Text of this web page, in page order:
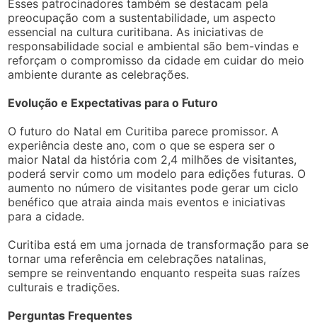
Esses patrocinadores também se destacam pela
preocupação com a sustentabilidade, um aspecto
essencial na cultura curitibana. As iniciativas de
responsabilidade social e ambiental são bem-vindas e
reforçam o compromisso da cidade em cuidar do meio
ambiente durante as celebrações.
Evolução e Expectativas para o Futuro
O futuro do Natal em Curitiba parece promissor. A
experiência deste ano, com o que se espera ser o
maior Natal da história com 2,4 milhões de visitantes,
poderá servir como um modelo para edições futuras. O
aumento no número de visitantes pode gerar um ciclo
benéfico que atraia ainda mais eventos e iniciativas
para a cidade.
Curitiba está em uma jornada de transformação para se
tornar uma referência em celebrações natalinas,
sempre se reinventando enquanto respeita suas raízes
culturais e tradições.
Perguntas Frequentes